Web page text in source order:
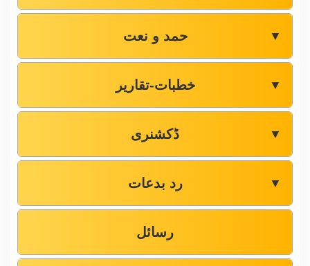
حمد و نعت ▼
خطبات-تقاریر ▼
ڈکشنری ▼
رد بدعات ▼
رسائل